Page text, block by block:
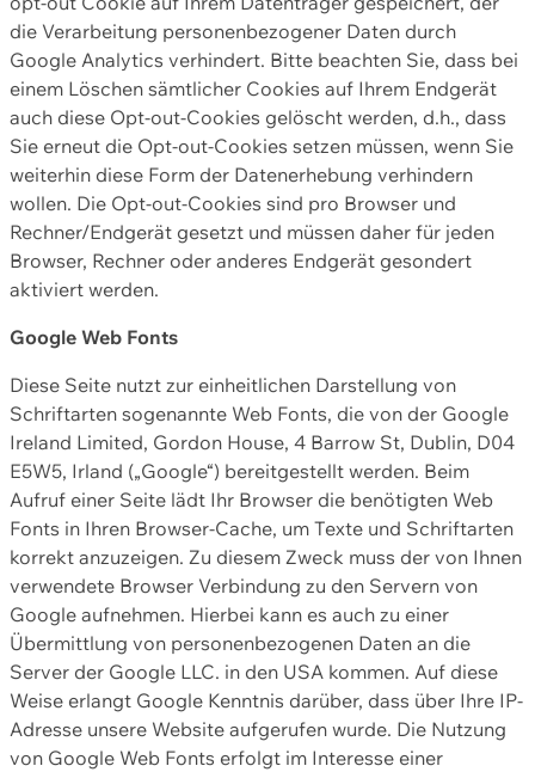
die Verarbeitung personenbezogener Daten durch
Google Analytics verhindert. Bitte beachten Sie, dass bei
einem Löschen sämtlicher Cookies auf Ihrem Endgerät
auch diese Opt-out-Cookies gelöscht werden, d.h., dass
Sie erneut die Opt-out-Cookies setzen müssen, wenn Sie
weiterhin diese Form der Datenerhebung verhindern
wollen. Die Opt-out-Cookies sind pro Browser und
Rechner/Endgerät gesetzt und müssen daher für jeden
Browser, Rechner oder anderes Endgerät gesondert
aktiviert werden.
Google Web Fonts
Diese Seite nutzt zur einheitlichen Darstellung von
Schriftarten sogenannte Web Fonts, die von der Google
Ireland Limited, Gordon House, 4 Barrow St, Dublin, D04
E5W5, Irland („Google“) bereitgestellt werden. Beim
Aufruf einer Seite lädt Ihr Browser die benötigten Web
Fonts in Ihren Browser-Cache, um Texte und Schriftarten
korrekt anzuzeigen. Zu diesem Zweck muss der von Ihnen
verwendete Browser Verbindung zu den Servern von
Google aufnehmen. Hierbei kann es auch zu einer
Übermittlung von personenbezogenen Daten an die
Server der Google LLC. in den USA kommen. Auf diese
Weise erlangt Google Kenntnis darüber, dass über Ihre IP-
Adresse unsere Website aufgerufen wurde. Die Nutzung
von Google Web Fonts erfolgt im Interesse einer